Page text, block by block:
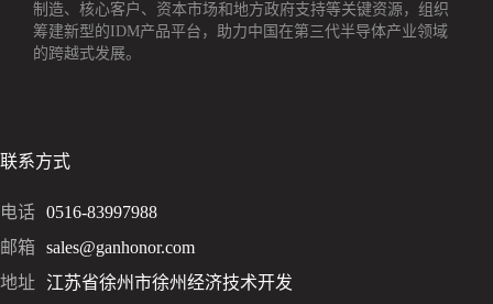
制造、核心客户、资本市场和地方政府支持等关键资源，组织
筹建新型的IDM产品平台，助力中国在第三代半导体产业领域
的跨越式发展。
联系方式
电话 0516-83997988
邮箱
sales@ganhonor.com
地址
江苏省徐州市徐州经济技术开发